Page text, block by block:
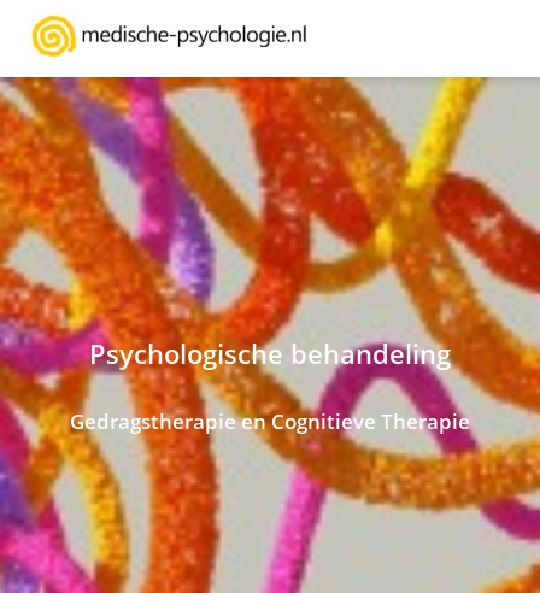
Psychologische behandeling
Gedragstherapie en Cognitieve Therapie